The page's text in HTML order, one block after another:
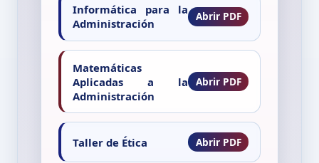
Informática para la
Administración
Matemáticas
Aplicadas a la
Administración
Taller de Ética